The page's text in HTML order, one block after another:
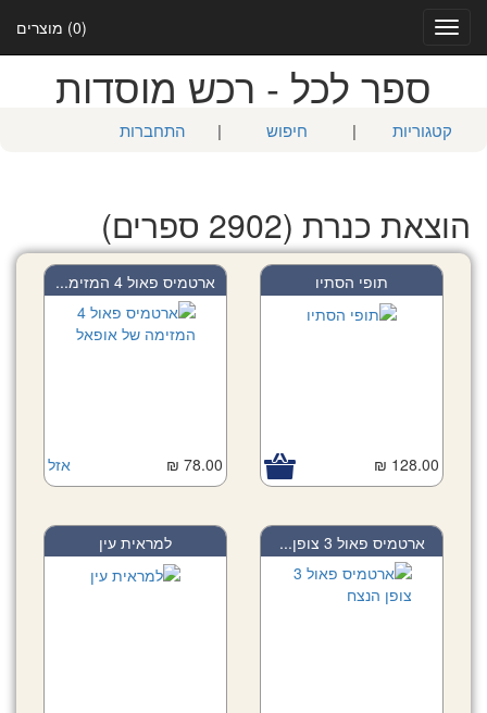
(0) מוצרים
Toggle
navigation
ספר לכל - רכש מוסדות
קטגוריות | חיפוש | התחברות
הוצאת כנרת (2902 ספרים)
תופי הסתיו
128.00 ₪
ארטמיס פאול 4 המזימ...
אזל 78.00 ₪
ארטמיס פאול 3 צופן... למראית עין